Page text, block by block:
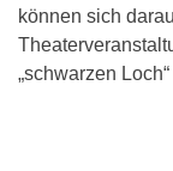
können sich
„schwarzen